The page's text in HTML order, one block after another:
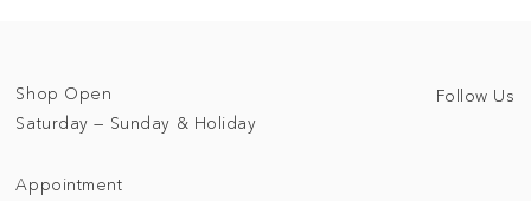
Shop Open
Saturday — Sunday & Holiday
Appointment
Follow Us